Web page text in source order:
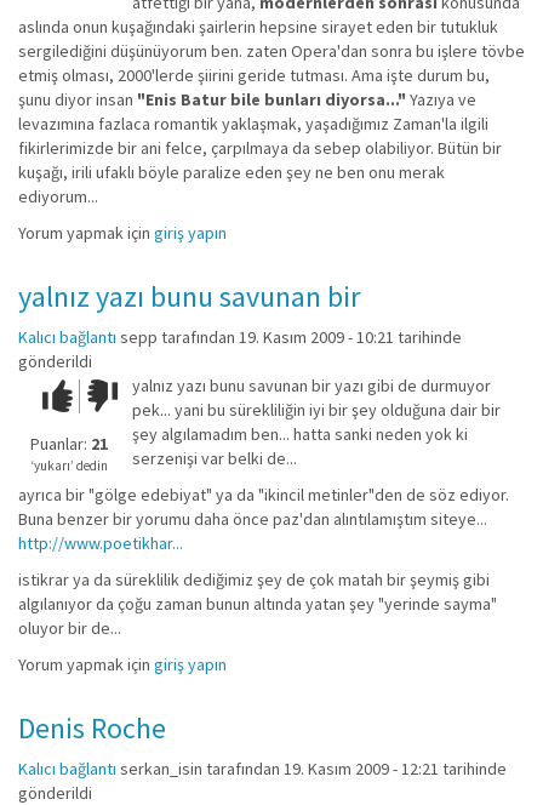
aslında onun kuşağındaki şairlerin hepsine sirayet eden bir tutukluk
sergilediğini düşünüyorum ben. zaten Opera'dan sonra bu işlere tövbe
etmiş olması, 2000'lerde şiirini geride tutması. Ama işte durum bu,
şunu diyor insan "Enis Batur bile bunları diyorsa..." Yazıya ve
levazımına fazlaca romantik yaklaşmak, yaşadığımız Zaman'la ilgili
fikirlerimizde bir ani felce, çarpılmaya da sebep olabiliyor. Bütün bir
kuşağı, irili ufaklı böyle paralize eden şey ne ben onu merak
ediyorum...
Yorum yapmak için giriş yapın
yalnız yazı bunu savunan bir
Kalıcı bağlantı sepp tarafından 19. Kasım 2009 - 10:21 tarihinde
gönderildi
Çok iyi!O
kadar
iyi
değil!
Puanlar: 21
‘yukarı’ dedin
yalnız yazı bunu savunan bir yazı gibi de durmuyor
pek... yani bu sürekliliğin iyi bir şey olduğuna dair bir
şey algılamadım ben... hatta sanki neden yok ki
serzenişi var belki de...
ayrıca bir "gölge edebiyat" ya da "ikincil metinler"den de söz ediyor.
Buna benzer bir yorumu daha önce paz'dan alıntılamıştım siteye...
http://www.poetikhar...
istikrar ya da süreklilik dediğimiz şey de çok matah bir şeymiş gibi
algılanıyor da çoğu zaman bunun altında yatan şey "yerinde sayma"
oluyor bir de...
Yorum yapmak için giriş yapın
Denis Roche
Kalıcı bağlantı serkan_isin tarafından 19. Kasım 2009 - 12:21 tarihinde
gönderildi